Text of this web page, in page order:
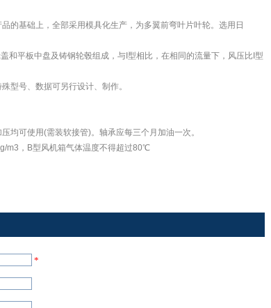
的基础上，全部采用模具化生产，为多翼前弯叶片叶轮。选用日
和平板中盘及铸钢轮毂组成，与I型相比，在相同的流量下，风压比I型
型号、数据可另行设计、制作。
均可使用(需装软接管)。轴承应每三个月加油一次。
m3，B型风机箱气体温度不得超过80℃